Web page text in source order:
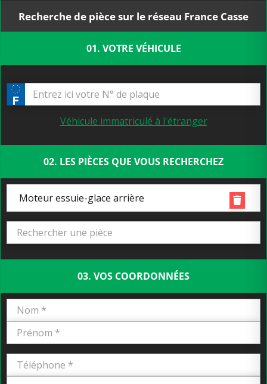
Recherche de pièce sur le réseau France Casse
01. VOTRE VÉHICULE
Véhicule immatriculé à l'étranger
02. LES PIÈCES QUE VOUS RECHERCHEZ
Moteur essuie-glace arrière
03. VOS COORDONNÉES